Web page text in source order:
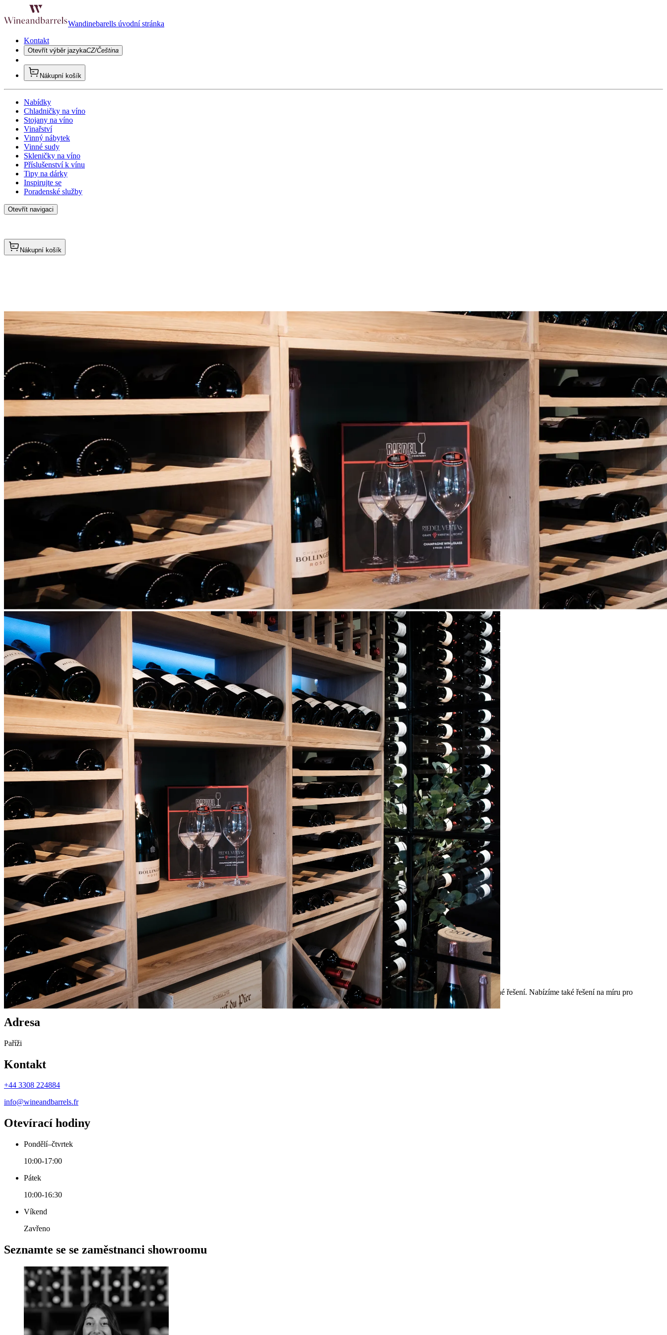
Wandinebarells úvodní stránka
Kontakt
Otevřít výběr jazykaCZ/Čeština
Nákupní košík
Nabídky
Chladničky na víno
Stojany na víno
Vinařství
Vinný nábytek
Vinné sudy
Skleničky na víno
Příslušenství k vínu
Tipy na dárky
Inspirujte se
Poradenské služby
Otevřít navigaci
Nákupní košík
Pařížská kancelář
Naše kancelář v Paříži je důležitou součástí našich francouzských stránek. Náš tým, který se specializuje na skladování vína, vám odsud pomůže najít to správné řešení. Nabízíme také řešení na míru pro
soukromé i firemní zákazníky. Upozorňujeme, že kancelář v Paříži není přístupná veřejnosti. Náš tým je však k dispozici telefonicky nebo e-mailem.
Adresa
Paříži
Kontakt
+44 3308 224884
info@wineandbarrels.fr
Otevírací hodiny
Pondělí–čtvrtek
10:00-17:00
Pátek
10:00-16:30
Víkend
Zavřeno
Seznamte se se zaměstnanci showroomu